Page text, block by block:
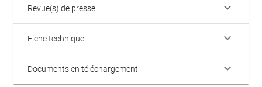
Revue(s) de presse keyboard_arrow_down
Fiche technique keyboard_arrow_down
Documents en téléchargement keyboard_arrow_down